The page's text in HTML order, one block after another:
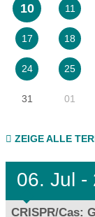
10 11
17 18
24 25
31 01
ZEIGE ALLE
06. Jul -
CRISPR/Cas: